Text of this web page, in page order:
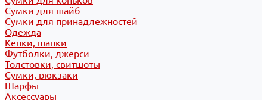
Сумки для шайб
Сумки для принадлежностей
Одежда
Кепки, шапки
Футболки, джерси
Толстовки, свитшоты
Сумки, рюкзаки
Шарфы
Аксессуары